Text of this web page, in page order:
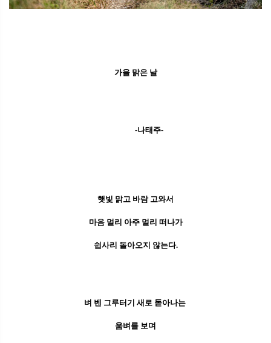
가을 맑은 날
-나태주-
​햇빛 맑고 바람 고와서
마음 멀리 아주 멀리 떠나가
쉽사리 돌아오지 않는다.
벼 벤 그루터기 새로 돋아나는
움벼를 보며